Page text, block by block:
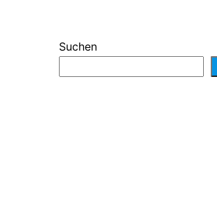
Suchen